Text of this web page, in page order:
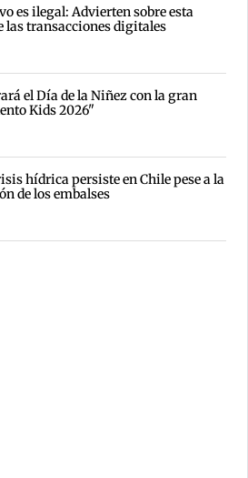
es ilegal: Advierten sobre esta
las transacciones digitales
el Día de la Niñez con la gran
Kids 2026"
hídrica persiste en Chile pese a la
de los embalses